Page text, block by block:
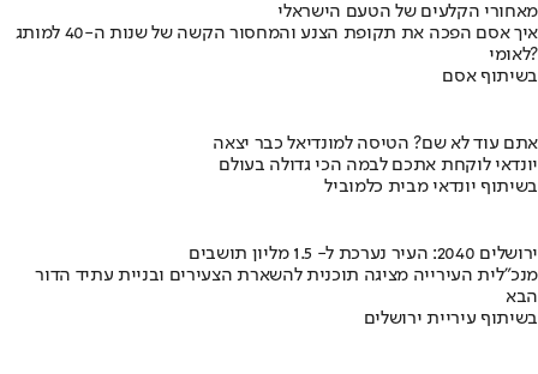
מאחורי הקלעים של הטעם הישראלי
איך אסם הפכה את תקופת הצנע והמחסור הקשה של שנות ה-40 למותג
לאומי?
בשיתוף אסם
אתם עוד לא שם? הטיסה למונדיאל כבר יצאה
יונדאי לוקחת אתכם לבמה הכי גדולה בעולם
בשיתוף יונדאי מבית כלמוביל
ירושלים 2040: העיר נערכת ל- 1.5 מליון תושבים
מנכ"לית העירייה מציגה תוכנית להשארת הצעירים ובניית עתיד הדור
הבא
בשיתוף עיריית ירושלים